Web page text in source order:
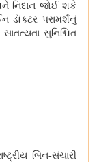
નિદાન જોઈ શકે
ડૉક્ટર પરામર્શનું
સુનિશ્ચિત
બિન-સંચારી